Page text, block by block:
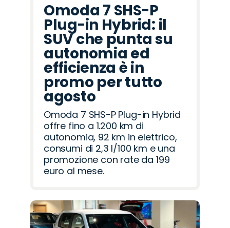
Omoda 7 SHS-P
Plug-in Hybrid: il
SUV che punta su
autonomia ed
efficienza è in
promo per tutto
agosto
Omoda 7 SHS-P Plug-in Hybrid
offre fino a 1.200 km di
autonomia, 92 km in elettrico,
consumi di 2,3 l/100 km e una
promozione con rate da 199
euro al mese.